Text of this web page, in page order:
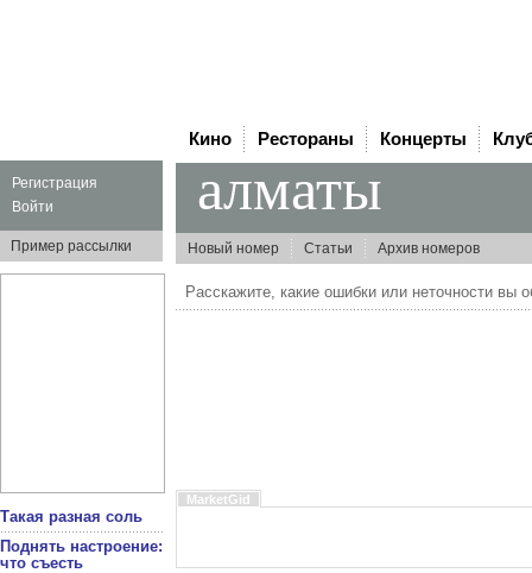
Регистрация
Войти
Пример рассылки
Такая разная соль
Поднять настроение:
что съесть
Кино Рестораны Концерты
алматы
Новый номер Статьи Архив номеров
Расскажите, какие ошибки или неточности вы
MarketGid